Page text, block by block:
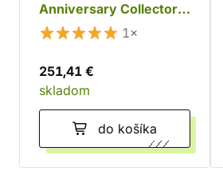
Anniversary Collector's
Edition
1×
251,41 €
skladom
do košíka